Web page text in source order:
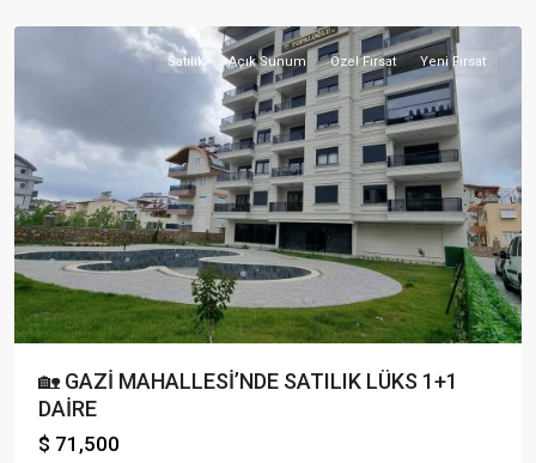
Satılık Açık Sunum Özel Fırsat Yeni Fırsat
🏡 GAZİ MAHALLESİ’NDE SATILIK LÜKS 1+1
DAİRE
$ 71,500